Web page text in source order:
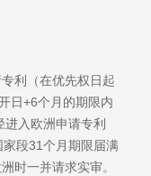
利（在优先权日起
日+6个月的期限内
入欧洲申请专利
家段31个月期限届满
时一并请求实审。